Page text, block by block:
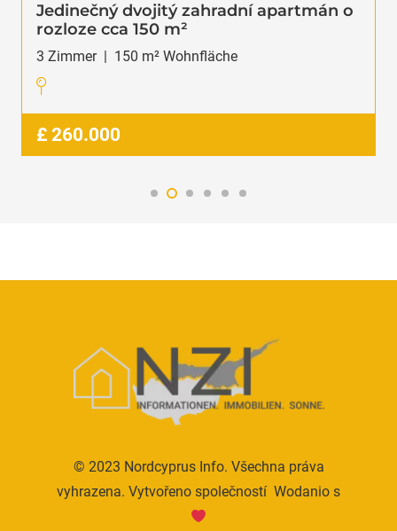
Jedinečný dvojitý zahradní apartmán o
rozloze cca 150 m²
3 Zimmer | 150 m² Wohnfläche
£ 260.000
© 2023 Nordcyprus Info. Všechna práva
vyhrazena. Vytvořeno společností Wodanio s